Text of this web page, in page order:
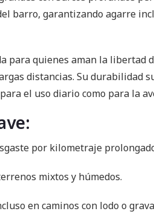
barro, garantizando agarre
para quienes aman la libertad
distancias. Su durabilidad
el uso diario como para la
por kilometraje
mixtos y húmedos.
en caminos con lodo o